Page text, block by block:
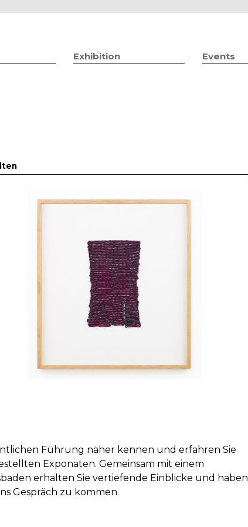
Exhibition Events
Führung näher kennen und erfahren Sie
Exponaten. Gemeinsam mit einem
erhalten Sie vertiefende Einblicke und haben
Gespräch zu kommen.